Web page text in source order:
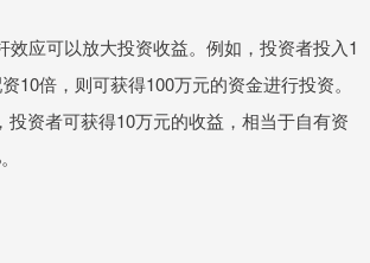
效应可以放大投资收益。例如，投资者投入1
10倍，则可获得100万元的资金进行投资。
投资者可获得10万元的收益，相当于自有资